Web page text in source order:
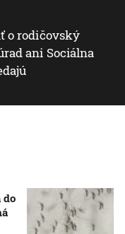
o rodičovský
ani Sociálna
do